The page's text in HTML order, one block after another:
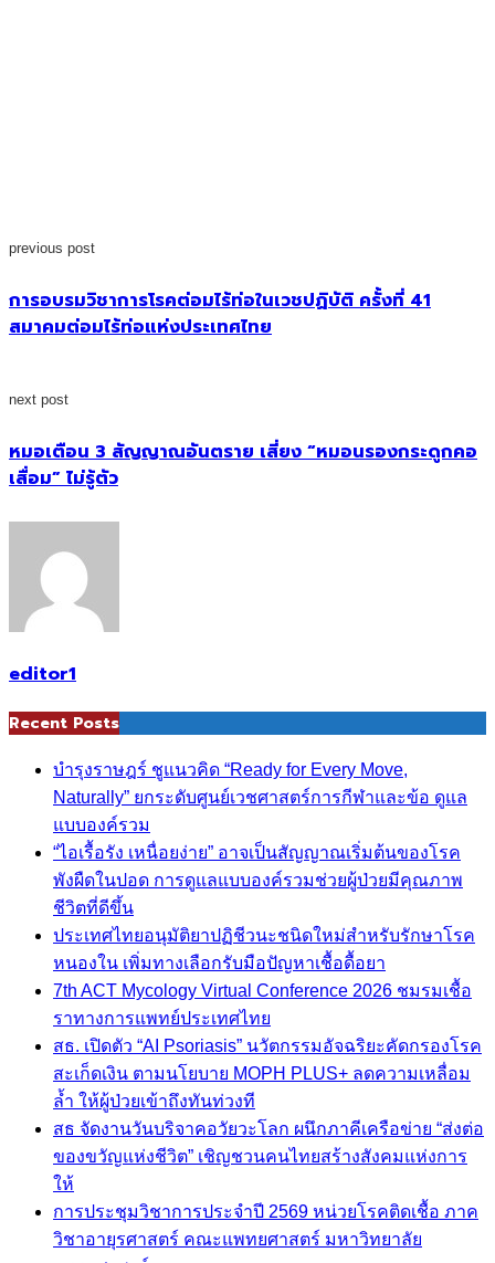
previous post
การอบรมวิชาการโรคต่อมไร้ท่อในเวชปฏิบัติ ครั้งที่ 41
สมาคมต่อมไร้ท่อแห่งประเทศไทย
next post
หมอเตือน 3 สัญญาณอันตราย เสี่ยง “หมอนรองกระดูกคอ
เสื่อม” ไม่รู้ตัว
editor1
Recent Posts
บำรุงราษฎร์ ชูแนวคิด “Ready for Every Move,
Naturally” ยกระดับศูนย์เวชศาสตร์การกีฬาและข้อ ดูแล
แบบองค์รวม
“ไอเรื้อรัง เหนื่อยง่าย” อาจเป็นสัญญาณเริ่มต้นของโรค
พังผืดในปอด การดูแลแบบองค์รวมช่วยผู้ป่วยมีคุณภาพ
ชีวิตที่ดีขึ้น
ประเทศไทยอนุมัติยาปฏิชีวนะชนิดใหม่สำหรับรักษาโรค
หนองใน เพิ่มทางเลือกรับมือปัญหาเชื้อดื้อยา
7th ACT Mycology Virtual Conference 2026 ชมรมเชื้อ
ราทางการแพทย์ประเทศไทย
สธ. เปิดตัว “AI Psoriasis” นวัตกรรมอัจฉริยะคัดกรองโรค
สะเก็ดเงิน ตามนโยบาย MOPH PLUS+ ลดความเหลื่อม
ล้ำ ให้ผู้ป่วยเข้าถึงทันท่วงที
สธ จัดงานวันบริจาคอวัยวะโลก ผนึกภาคีเครือข่าย “ส่งต่อ
ของขวัญแห่งชีวิต” เชิญชวนคนไทยสร้างสังคมแห่งการ
ให้
การประชุมวิชาการประจำปี 2569 หน่วยโรคติดเชื้อ ภาค
วิชาอายุรศาสตร์ คณะแพทยศาสตร์ มหาวิทยาลัย